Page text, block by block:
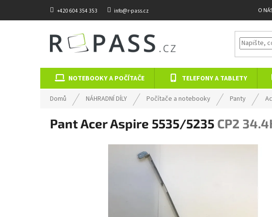
+420 604 354 353 info@r-pass.cz O
NOTEBOOKY A POČÍTAČE TELEFONY A TABLETY
Domů NÁHRADNÍ DÍLY Počítače a notebooky Panty
Pant Acer Aspire 5535/5235 CP2